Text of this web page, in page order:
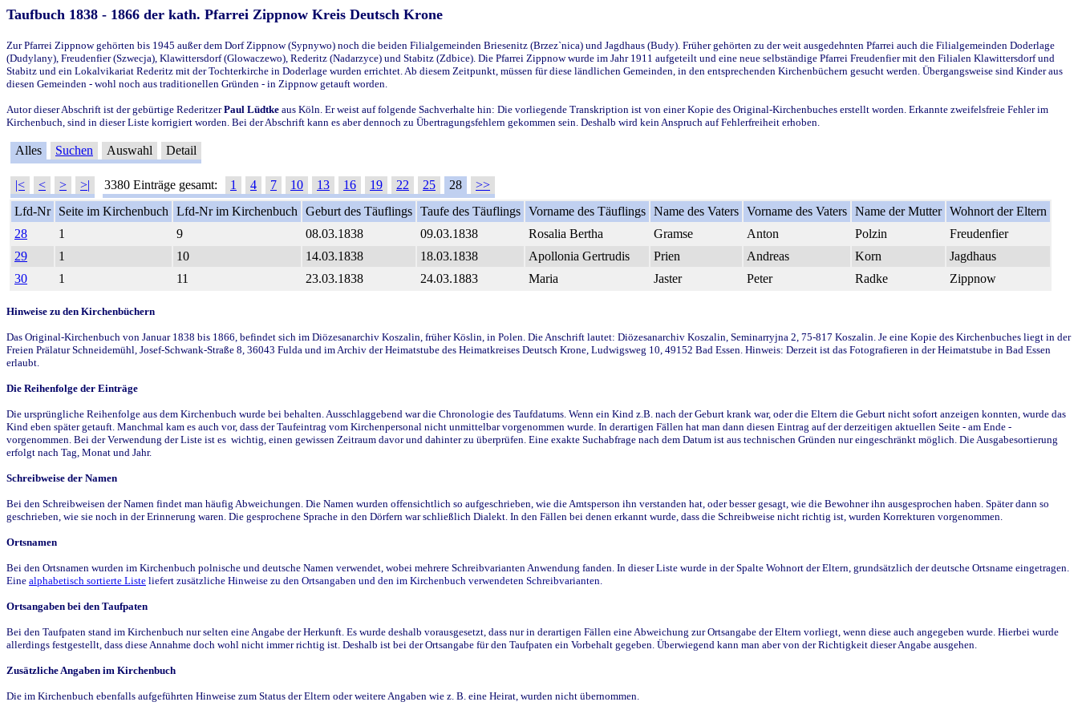
Taufbuch 1838 - 1866 der kath. Pfarrei Zippnow Kreis Deutsch Krone
Zur Pfarrei Zippnow gehörten bis 1945 außer dem Dorf Zippnow (Sypnywo) noch die beiden Filialgemeinden Briesenitz (Brzez`nica) und Jagdhaus (Budy). Früher gehörten zu der weit ausgedehnten Pfarrei auch die Filialgemeinden Doderlage
(Dudylany), Freudenfier (Szwecja), Klawittersdorf (Glowaczewo), Rederitz (Nadarzyce) und Stabitz (Zdbice). Die Pfarrei Zippnow wurde im Jahr 1911 aufgeteilt und eine neue selbständige Pfarrei Freudenfier mit den Filialen Klawittersdorf und
Stabitz und ein Lokalvikariat Rederitz mit der Tochterkirche in Doderlage wurden errichtet. Ab diesem Zeitpunkt, müssen für diese ländlichen Gemeinden, in den entsprechenden Kirchenbüchern gesucht werden. Übergangsweise sind Kinder aus
diesen Gemeinden - wohl noch aus traditionellen Gründen - in Zippnow getauft worden.
Autor dieser Abschrift ist der gebürtige RederitzerPaul Lüdtke aus Köln. Er weist auf folgende Sachverhalte hin: Die vorliegende Transkription ist von einer Kopie des Original-Kirchenbuches erstellt worden. Erkannte zweifelsfreie Fehler im
Kirchenbuch, sind in dieser Liste korrigiert worden. Bei der Abschrift kann es aber dennoch zu Übertragungsfehlern gekommen sein. Deshalb wird kein Anspruch auf Fehlerfreiheit erhoben.
Alles Suchen Auswahl Detail
|< < > >| 3380 Einträge gesamt: 1 4 7 10 13 16 19 22 25 28
>>
Lfd-Nr
Seite im Kirchenbuch Lfd-Nr im Kirchenbuch Geburt des Täuflings Taufe des Täuflings Vorname des Täuflings Name des Vaters Vorname des Vaters Name der Mutter Wohnort der Eltern
28
1 9 08.03.1838 09.03.1838 Rosalia Bertha Gramse Anton Polzin
Freudenfier
29
1 10 14.03.1838 18.03.1838 Apollonia Gertrudis Prien Andreas Korn
Jagdhaus
30
1 11 23.03.1838 24.03.1883 Maria Jaster Peter Radke Zippnow
Hinweise zu den Kirchenbüchern
Das Original-Kirchenbuch von Januar 1838 bis 1866, befindet sich im Diözesanarchiv Koszalin, früher Köslin, in Polen. Die Anschrift lautet: Diözesanarchiv Koszalin, Seminarryjna 2, 75-817 Koszalin. Je eine Kopie des Kirchenbuches liegt in der
Freien Prälatur Schneidemühl, Josef-Schwank-Straße 8, 36043 Fulda und im Archiv der Heimatstube des Heimatkreises Deutsch Krone, Ludwigsweg 10, 49152 Bad Essen. Hinweis: Derzeit ist das Fotografieren in der Heimatstube in Bad Essen
erlaubt.
Die Reihenfolge der Einträge
Die ursprüngliche Reihenfolge aus dem Kirchenbuch wurde bei behalten. Ausschlaggebend war die Chronologie des Taufdatums. Wenn ein Kind z.B. nach der Geburt krank war, oder die Eltern die Geburt nicht sofort anzeigen konnten, wurde das
Kind eben später getauft. Manchmal kam es auch vor, dass der Taufeintrag vom Kirchenpersonal nicht unmittelbar vorgenommen wurde. In derartigen Fällen hat man dann diesen Eintrag auf der derzeitigen aktuellen Seite - am Ende -
vorgenommen. Bei der Verwendung der Liste ist es wichtig, einen gewissen Zeitraum davor und dahinter zu überprüfen. Eine exakte Suchabfrage nach dem Datum ist aus technischen Gründen nur eingeschränkt möglich. Die Ausgabesortierung
erfolgt nach Tag, Monat und Jahr.
Schreibweise der Namen
Bei den Schreibweisen der Namen findet man häufig Abweichungen. Die Namen wurden offensichtlich so aufgeschrieben, wie die Amtsperson ihn verstanden hat, oder besser gesagt, wie die Bewohner ihn ausgesprochen haben. Später dann so
geschrieben, wie sie noch in der Erinnerung waren. Die gesprochene Sprache in den Dörfern war schließlich Dialekt. In den Fällen bei denen erkannt wurde, dass die Schreibweise nicht richtig ist, wurden Korrekturen vorgenommen.
Ortsnamen
Bei den Ortsnamen wurden im Kirchenbuch polnische und deutsche Namen verwendet, wobei mehrere Schreibvarianten Anwendung fanden. In dieser Liste wurde in der Spalte Wohnort der Eltern, grundsätzlich der deutsche Ortsname eingetragen.
Eine alphabetisch sortierte Liste liefert zusätzliche Hinweise zu den Ortsangaben und den im Kirchenbuch verwendeten Schreibvarianten.
Ortsangaben bei den Taufpaten
Bei den Taufpaten stand im Kirchenbuch nur selten eine Angabe der Herkunft. Es wurde deshalb vorausgesetzt, dass nur in derartigen Fällen eine Abweichung zur Ortsangabe der Eltern vorliegt, wenn diese auch angegeben wurde. Hierbei wurde
allerdings festgestellt, dass diese Annahme doch wohl nicht immer richtig ist. Deshalb ist bei der Ortsangabe für den Taufpaten ein Vorbehalt gegeben. Überwiegend kann man aber von der Richtigkeit dieser Angabe ausgehen.
Zusätzliche Angaben im Kirchenbuch
Die im Kirchenbuch ebenfalls aufgeführten Hinweise zum Status der Eltern oder weitere Angaben wie z. B. eine Heirat, wurden nicht übernommen.